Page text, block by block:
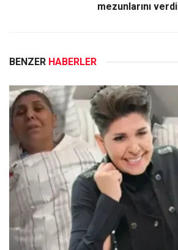
mezunlarını verdi
BENZER HABERLER